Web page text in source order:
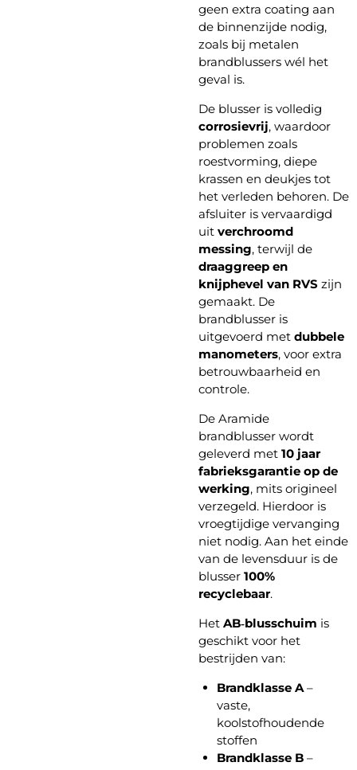
geen extra coating aan
de binnenzijde nodig,
zoals bij metalen
brandblussers wél het
geval is.
De blusser is volledig
corrosievrij, waardoor
problemen zoals
roestvorming, diepe
krassen en deukjes tot
het verleden behoren. De
afsluiter is vervaardigd
uit verchroomd
messing, terwijl de
draaggreep en
knijphevel van RVS zijn
gemaakt. De
brandblusser is
uitgevoerd met dubbele
manometers, voor extra
betrouwbaarheid en
controle.
De Aramide
brandblusser wordt
geleverd met 10 jaar
fabrieksgarantie op de
werking, mits origineel
verzegeld. Hierdoor is
vroegtijdige vervanging
niet nodig. Aan het einde
van de levensduur is de
blusser 100%
recyclebaar.
Het AB‑blusschuim is
geschikt voor het
bestrijden van:
Brandklasse A–
vaste,
koolstofhoudende
stoffen
Brandklasse B–